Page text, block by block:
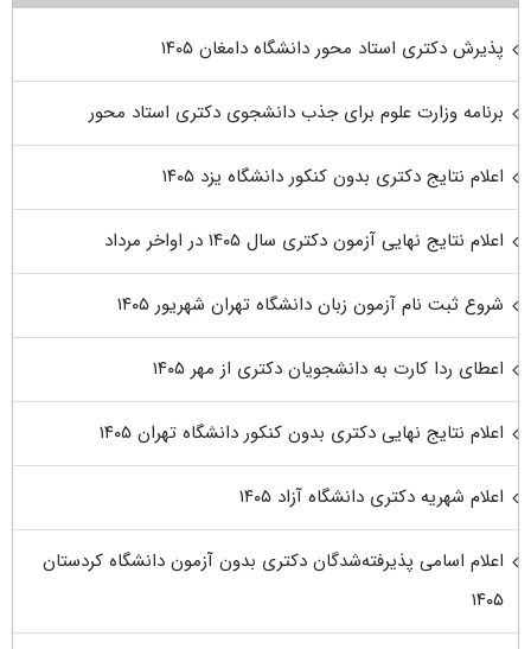
پذیرش دکتری استاد محور دانشگاه دامغان ۱۴۰۵
برنامه وزارت علوم برای جذب دانشجوی دکتری استاد محور
اعلام نتایج دکتری بدون کنکور دانشگاه یزد ۱۴۰۵
اعلام نتایج نهایی آزمون دکتری سال ۱۴۰۵ در اواخر مرداد
شروع ثبت نام آزمون زبان دانشگاه تهران شهریور ۱۴۰۵
اعطای ردا کارت به دانشجویان دکتری از مهر ۱۴۰۵
اعلام نتایج نهایی دکتری بدون کنکور دانشگاه تهران ۱۴۰۵
اعلام شهریه دکتری دانشگاه آزاد ۱۴۰۵
اعلام اسامی پذیرفته‌شدگان دکتری بدون آزمون دانشگاه کردستان
۱۴۰۵